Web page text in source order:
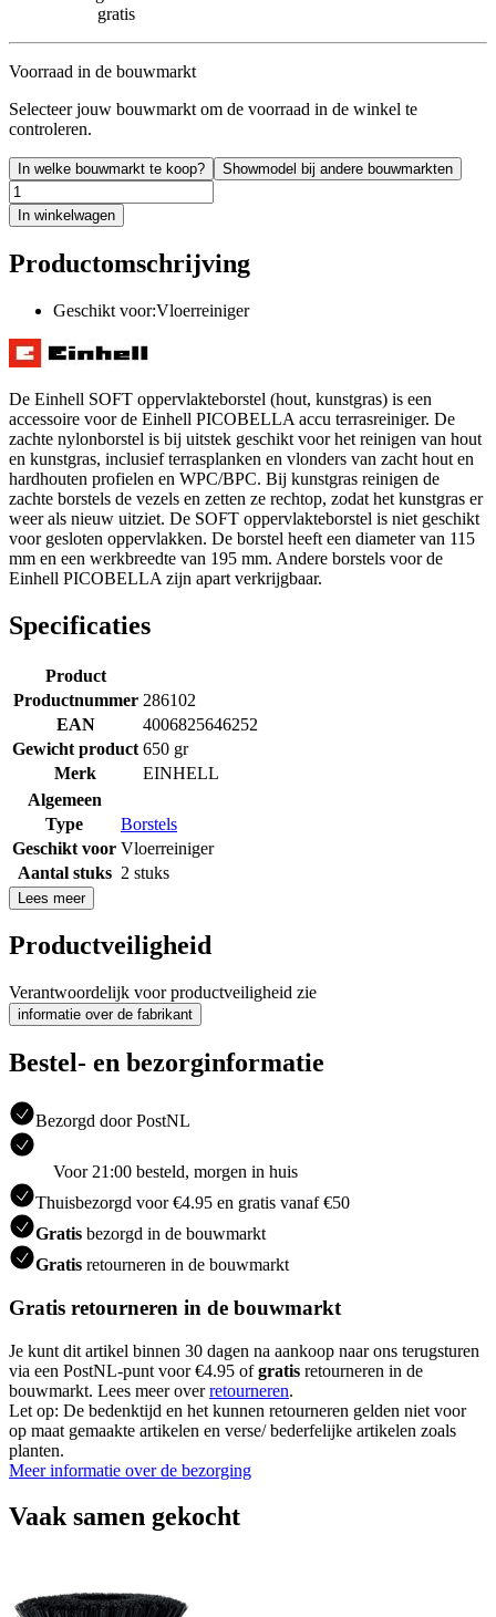
gratis
Voorraad in de bouwmarkt
Selecteer jouw bouwmarkt om de voorraad in de winkel te
controleren.
In welke bouwmarkt te koop? Showmodel bij andere bouwmarkten
In winkelwagen
Productomschrijving
Geschikt voor:Vloerreiniger
De Einhell SOFT oppervlakteborstel (hout, kunstgras) is een
accessoire voor de Einhell PICOBELLA accu terrasreiniger. De
zachte nylonborstel is bij uitstek geschikt voor het reinigen van hout
en kunstgras, inclusief terrasplanken en vlonders van zacht hout en
hardhouten profielen en WPC/BPC. Bij kunstgras reinigen de
zachte borstels de vezels en zetten ze rechtop, zodat het kunstgras er
weer als nieuw uitziet. De SOFT oppervlakteborstel is niet geschikt
voor gesloten oppervlakken. De borstel heeft een diameter van 115
mm en een werkbreedte van 195 mm. Andere borstels voor de
Einhell PICOBELLA zijn apart verkrijgbaar.
Specificaties
Product
Productnummer 286102
EAN
4006825646252
Gewicht product 650 gr
Merk
EINHELL
Algemeen
Type
Borstels
Geschikt voor Vloerreiniger
Aantal stuks 2 stuks
Lees meer
Productveiligheid
Verantwoordelijk voor productveiligheid zie
informatie over de fabrikant
Bestel- en bezorginformatie
Bezorgd door PostNL
Voor 21:00 besteld, morgen in huis
Thuisbezorgd voor €4.95 en gratis vanaf €50
Gratis bezorgd in de bouwmarkt
Gratis retourneren in de bouwmarkt
Gratis retourneren in de bouwmarkt
Je kunt dit artikel binnen 30 dagen na aankoop naar ons terugsturen
via een PostNL-punt voor €4.95 ofgratis retourneren in de
bouwmarkt. Lees meer overretourneren.
Let op: De bedenktijd en het kunnen retourneren gelden niet voor
op maat gemaakte artikelen en verse/ bederfelijke artikelen zoals
planten.
Meer informatie over de bezorging
Vaak samen gekocht